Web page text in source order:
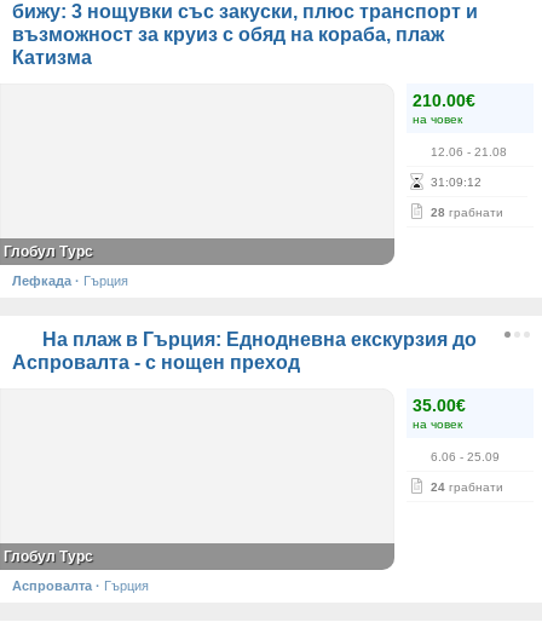
бижу: 3 нощувки със закуски, плюс транспорт и
възможност за круиз с обяд на кораба, плаж
Катизма
210.00€
на човек
12.06 - 21.08
31 :09:12
28 грабнати
Глобул Турс
Лефкада · Гърция
На плаж в Гърция: Еднодневна екскурзия до
Аспровалта - с нощен преход
35.00€
на човек
6.06 - 25.09
24 грабнати
Глобул Турс
Аспровалта · Гърция